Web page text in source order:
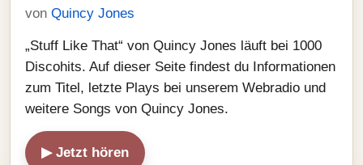
von Quincy Jones
„Stuff Like That“ von Quincy Jones läuft bei 1000
Discohits. Auf dieser Seite findest du Informationen
zum Titel, letzte Plays bei unserem Webradio und
weitere Songs von Quincy Jones.
▶ Jetzt hören